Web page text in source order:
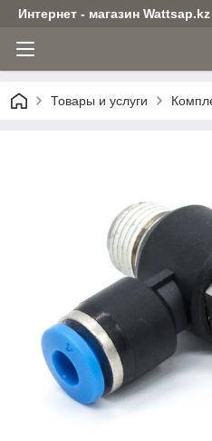
Интернет - магазин Wattsap.kz
Товары и услуги